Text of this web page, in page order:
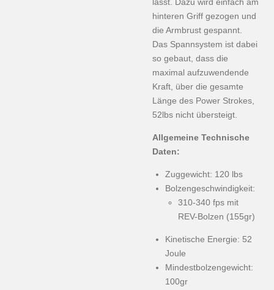
hinteren Griff gezogen und
die Armbrust gespannt.
Das Spannsystem ist dabei
so gebaut, dass die
maximal aufzuwendende
Kraft, über die gesamte
Länge des Power Strokes,
52lbs nicht übersteigt.
Allgemeine Technische
Daten:
Zuggewicht: 120 lbs
Bolzengeschwindigkeit:
310-340 fps mit
REV-Bolzen (155gr)
Kinetische Energie: 52
Joule
Mindestbolzengewicht:
100gr